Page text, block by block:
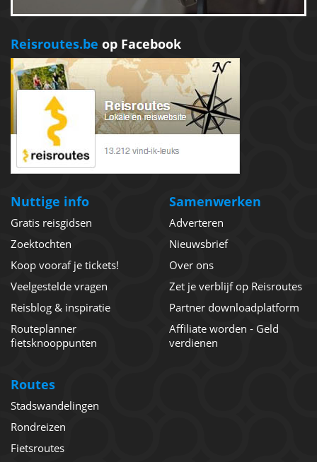
Reisroutes.be op Facebook
Nuttige info
Gratis reisgidsen
Zoektochten
Koop vooraf je tickets!
Veelgestelde vragen
Reisblog & inspiratie
Routeplanner
fietsknooppunten
Samenwerken
Adverteren
Nieuwsbrief
Over ons
Zet je verblijf op Reisroutes
Partner downloadplatform
Affiliate worden - Geld
verdienen
Routes
Stadswandelingen
Rondreizen
Fietsroutes